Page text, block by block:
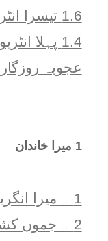
1.6 تیسرا انٹرویو
1.4 پہلا انٹریو
عجوبہ
1 ميرا خاندان
1 ۔ ميرا انگريزی ميں بلاگ
2 ۔ جموں کشمیر میں میرا بچپن